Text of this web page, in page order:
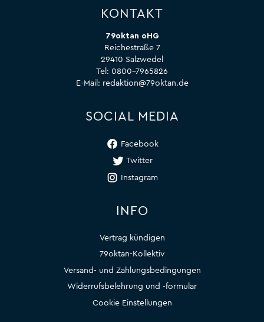
KONTAKT
79oktan oHG
Reichestraße 7
29410 Salzwedel
Tel: 0800-7965826
E-Mail: redaktion@79oktan.de
SOCIAL MEDIA
Facebook
Twitter
Instagram
INFO
Vertrag kündigen
79oktan-Kollektiv
Versand- und Zahlungsbedingungen
Widerrufsbelehrung und -formular
Cookie Einstellungen